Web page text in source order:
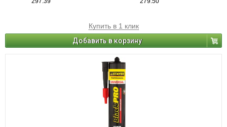
Купить в 1 клик
Добавить в корзину